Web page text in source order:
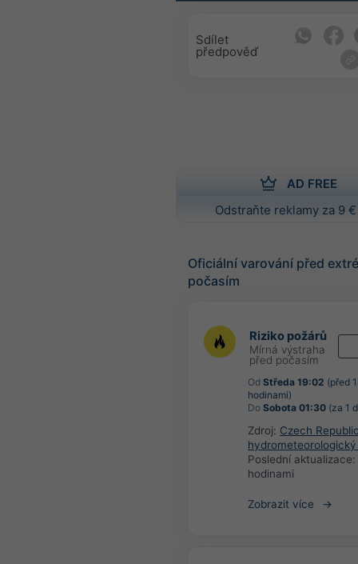
Sdílet
předpověď
AD FREE
Odstraňte reklamy za 9
Oficiální varování před
počasím
Riziko požárů
Mírná výstraha
před počasím
Od Středa 19:02 (před
hodinami)
Do Sobota 01:30 (za 1
Zdroj: Czech
Poslední aktualizace:
hodinami
Zobrazit více